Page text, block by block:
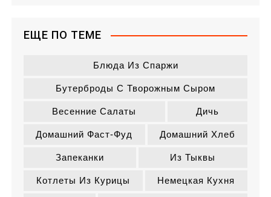
ЕЩЕ ПО ТЕМЕ
Блюда Из Спаржи
Бутерброды С Творожным Сыром
Весенние Салаты Дичь
Домашний Фаст-Фуд Домашний Хлеб
Запеканки Из Тыквы
Котлеты Из Курицы Немецкая Кухня